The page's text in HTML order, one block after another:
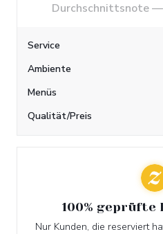
Durchschnittsnote —
Service
Ambiente
Menüs
Qualität/Preis
100% geprüfte
Nur Kunden, die reserviert